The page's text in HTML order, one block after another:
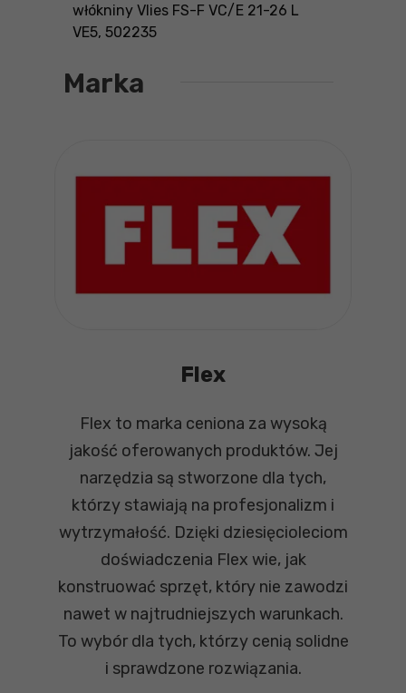
włókniny Vlies FS-F VC/E 21-26 L
VE5, 502235
Marka
Flex
Flex to marka ceniona za wysoką
jakość oferowanych produktów. Jej
narzędzia są stworzone dla tych,
którzy stawiają na profesjonalizm i
wytrzymałość. Dzięki dziesięcioleciom
doświadczenia Flex wie, jak
konstruować sprzęt, który nie zawodzi
nawet w najtrudniejszych warunkach.
To wybór dla tych, którzy cenią solidne
i sprawdzone rozwiązania.